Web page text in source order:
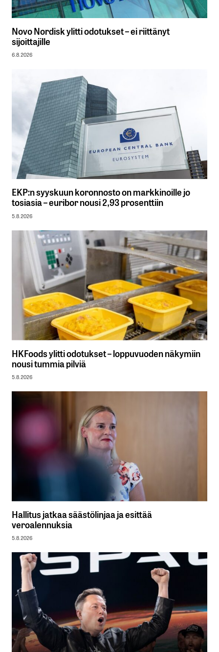
Novo Nordisk ylitti odotukset – ei riittänyt
sijoittajille
6.8.2026
EKP:n syyskuun koronnosto on markkinoille jo
tosiasia – euribor nousi 2,93 prosenttiin
5.8.2026
HKFoods ylitti odotukset – loppuvuoden näkymiin
nousi tummia pilviä
5.8.2026
Hallitus jatkaa säästölinjaa ja esittää
veroalennuksia
5.8.2026